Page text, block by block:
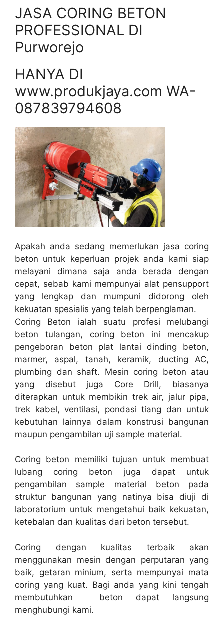
JASA CORING BETON
PROFESSIONAL DI
Purworejo
HANYA DI
www.produkjaya.com WA-
087839794608
Apakah anda sedang memerlukan jasa coring
beton untuk keperluan projek anda kami siap
melayani dimana saja anda berada dengan
cepat, sebab kami mempunyai alat pensupport
yang lengkap dan mumpuni didorong oleh
kekuatan spesialis yang telah berpenglaman.
Coring Beton ialah suatu profesi melubangi
beton tulangan, coring beton ini mencakup
pengeboran beton plat lantai dinding beton,
marmer, aspal, tanah, keramik, ducting AC,
plumbing dan shaft. Mesin coring beton atau
yang disebut juga Core Drill, biasanya
diterapkan untuk membikin trek air, jalur pipa,
trek kabel, ventilasi, pondasi tiang dan untuk
kebutuhan lainnya dalam konstrusi bangunan
maupun pengambilan uji sample material.
Coring beton memiliki tujuan untuk membuat
lubang coring beton juga dapat untuk
pengambilan sample material beton pada
struktur bangunan yang natinya bisa diuji di
laboratorium untuk mengetahui baik kekuatan,
ketebalan dan kualitas dari beton tersebut.
Coring dengan kualitas terbaik akan
menggunakan mesin dengan perputaran yang
baik, getaran minium, serta mempunyai mata
coring yang kuat. Bagi anda yang kini tengah
membutuhkan beton dapat langsung
menghubungi kami.